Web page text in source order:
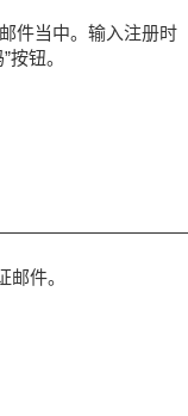
件当中。输入注册时
钮。
件。